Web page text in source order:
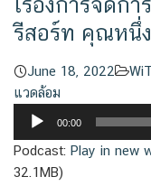
รีสอร์ท คุณหนึ่ง
June 18, 2022
แวดล้อม
Audio
00:00
Podcast: Play in new
32.1MB)